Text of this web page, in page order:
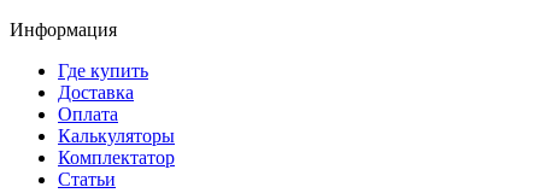
Информация
Где купить
Доставка
Оплата
Калькуляторы
Комплектатор
Статьи